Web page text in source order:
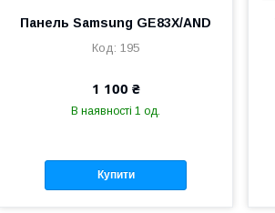
Панель Samsung GE83X/AND
195
1 100 ₴
В наявності 1 од.
Купити